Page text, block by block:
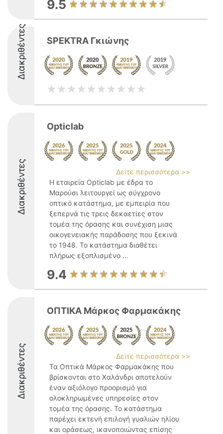
9.5
Διακριθέντες SPEKTRA Γκιώνης
Διακριθέντες
Opticlab
Δείτε περισσότερα >>
Η εταιρεία Opticlab με έδρα το
Μαρούσι λειτουργεί ως σύγχρονο
οπτικό κατάστημα, με εμπειρία που
ξεπερνά τις τρεις δεκαετίες στον
τομέα της όρασης και συνέχιση μιας
οικογενειακής παράδοσης που ξεκινά
το 1948. Το κατάστημα διαθέτει
πλήρως εξοπλισμένο ...
9.4
Διακριθέντες
ΟΠΤΙΚΑ Μάρκος Φαρμακάκης
Δείτε περισσότερα >>
Τα Οπτικά Μάρκος Φαρμακάκης που
βρίσκονται στο Χαλάνδρι αποτελούν
έναν αξιόλογο προορισμό για
ολοκληρωμένες υπηρεσίες στον
τομέα της όρασης. Το κατάστημα
παρέχει εκτενή επιλογή γυαλιών ηλίου
και οράσεως, ικανοποιώντας επίσης